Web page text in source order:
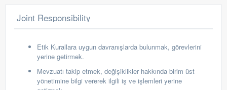
Joint Responsibility
Etik Kurallara uygun davranışlarda bulunmak, görevlerini
yerine getirmek.
Mevzuatı takip etmek, değişiklikler hakkında birim üst
yönetimine bilgi vererek ilgili iş ve işlemleri yerine